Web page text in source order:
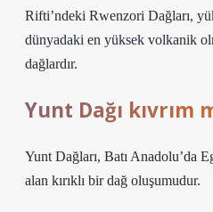
Rifti’ndeki Rwenzori Dağları,
dünyadaki en yüksek volkanik
dağlardır.
Yunt Dağı kıvrım
Yunt Dağları, Batı Anadolu’da
alan kırıklı bir dağ oluşumudur.